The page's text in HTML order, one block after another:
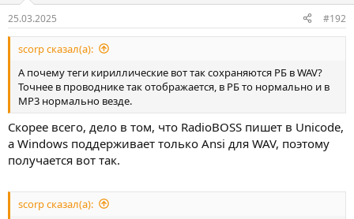
25.03.2025 #192
scorp сказал(а):
А почему теги кириллические вот так сохраняются РБ в WAV?
Точнее в проводнике так отображается, в РБ то нормально и в
МР3 нормально везде.
Скорее всего, дело в том, что RadioBOSS пишет в Unicode,
а Windows поддерживает только Ansi для WAV, поэтому
получается вот так.
scorp сказал(а):